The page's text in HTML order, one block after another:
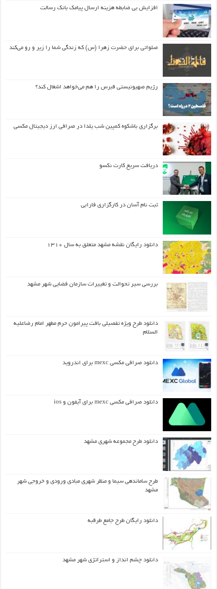
افزایش بی ضابطه هزینه ارسال پیامک بانک رسالت
صلواتی برای حضرت زهرا (س) که زندگی شما را زیر و رو می‌کند
رژیم صهیونیستی قبرس را هم می‌خواهد اشغال کند؟
برگزاری باشکوه کمپین شب یلدا در صرافی ارز دیجیتال مکسی
دریافت سریع کارت نکسو
ثبت نام آسان در کارگزاری فارابی
دانلود رایگان نقشه مشهد متعلق به سال ۱۳۱۰
بررسی سیر تحوالت و تغییرات سازمان فضایی شهر مشهد
دانلود طرح ويژه تفصيلي بافت پيرامون حرم مطهر امام رضاعليه
السلام
دانلود صرافی مکسی mexc برای اندروید
دانلود صرافی مکسی mexc برای آیفون و ios
دانلود طرح مجموعه شهری مشهد
طرح ساماندهی سیما و منظر شهری مبادی ورودی و خروجی شهر
مشهد
دانلود رایگان طرح جامع طرقبه
دانلود چشم انداز و استراتژی شهر مشهد